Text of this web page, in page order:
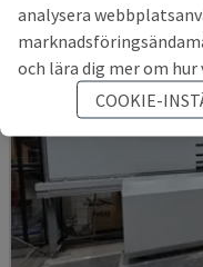
analysera
och lära dig mer om hur
COOKIE-